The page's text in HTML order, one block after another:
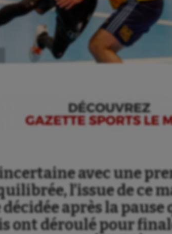
incertaine avec une
l’issue de ce
décidée après la pause
ont déroulé pour